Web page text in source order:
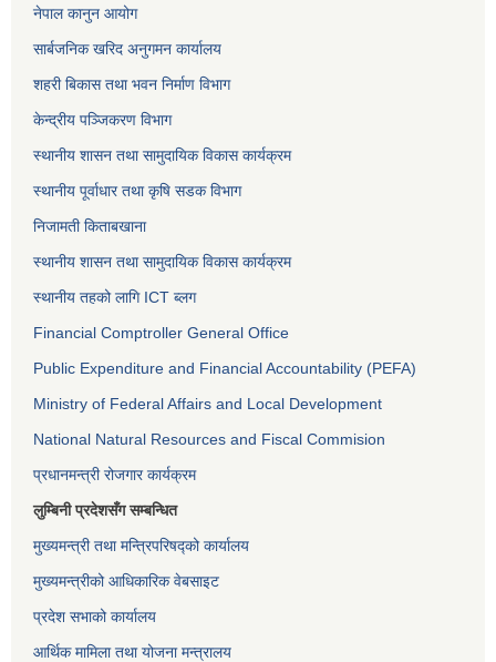
नेपाल कानुन आयोग
सार्बजनिक खरिद अनुगमन कार्यालय
शहरी बिकास तथा भवन निर्माण विभाग
केन्द्रीय पञ्जिकरण विभाग
स्थानीय शासन तथा सामुदायिक विकास कार्यक्रम
स्थानीय पूर्वाधार तथा कृषि सडक विभाग
निजामती किताबखाना
स्थानीय शासन तथा सामुदायिक विकास कार्यक्रम
स्थानीय तहको लागि ICT ब्लग
Financial Comptroller General Office
Public Expenditure and Financial Accountability (PEFA)
Ministry of Federal Affairs and Local Development
National Natural Resources and Fiscal Commision
प्रधानमन्त्री रोजगार कार्यक्रम
लुम्बिनी प्रदेशसँग सम्बन्धित
मुख्यमन्त्री तथा मन्त्रिपरिषद्को कार्यालय
मुख्यमन्त्रीको आधिकारिक वेबसाइट
प्रदेश सभाको कार्यालय
आर्थिक मामिला तथा योजना मन्त्रालय